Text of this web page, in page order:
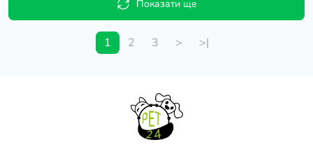
Показати ще
1 2 3 > >|